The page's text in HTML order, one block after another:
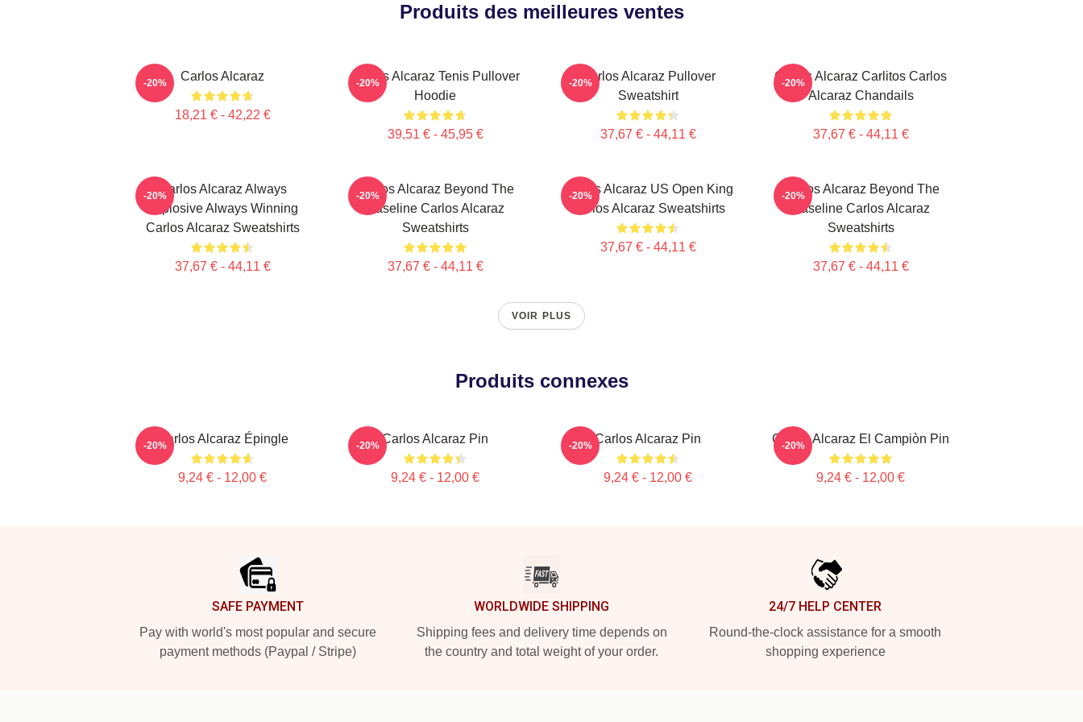
Produits des meilleures ventes
Carlos Alcaraz
18,21 € - 42,22 €
-20%
Carlos Alcaraz Tenis Pullover
Hoodie
39,51 € - 45,95 €
-20%
Carlos Alcaraz Pullover
Sweatshirt
37,67 € - 44,11 €
-20%
Carlos Alcaraz Carlitos Carlos
Alcaraz Chandails
37,67 € - 44,11 €
-20%
Carlos Alcaraz Always
Explosive Always Winning
Carlos Alcaraz Sweatshirts
37,67 € - 44,11 €
-20%
Carlos Alcaraz Beyond The
Baseline Carlos Alcaraz
Sweatshirts
37,67 € - 44,11 €
-20%
Carlos Alcaraz US Open King
Carlos Alcaraz Sweatshirts
37,67 € - 44,11 €
-20%
Carlos Alcaraz Beyond The
Baseline Carlos Alcaraz
Sweatshirts
37,67 € - 44,11 €
-20%
VOIR PLUS
Produits connexes
Carlos Alcaraz Épingle
9,24 € - 12,00 €
-20% Carlos Alcaraz Pin
9,24 € - 12,00 €
-20% Carlos Alcaraz Pin
9,24 € - 12,00 €
-20% Carlos Alcaraz El Campiòn Pin
9,24 € - 12,00 €
-20%
SAFE PAYMENT
Pay with world's most popular and secure
payment methods (Paypal / Stripe)
WORLDWIDE SHIPPING
Shipping fees and delivery time depends on
the country and total weight of your order.
24/7 HELP CENTER
Round-the-clock assistance for a smooth
shopping experience